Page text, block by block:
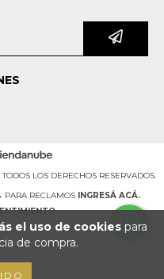
el uso de cookiespara
de compra.
LOS DERECHOS RESERVADOS.
PARA RECLAMOS
INGRESÁ ACÁ.